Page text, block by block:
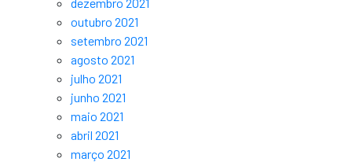
outubro 2021
setembro 2021
agosto 2021
julho 2021
junho 2021
maio 2021
abril 2021
março 2021